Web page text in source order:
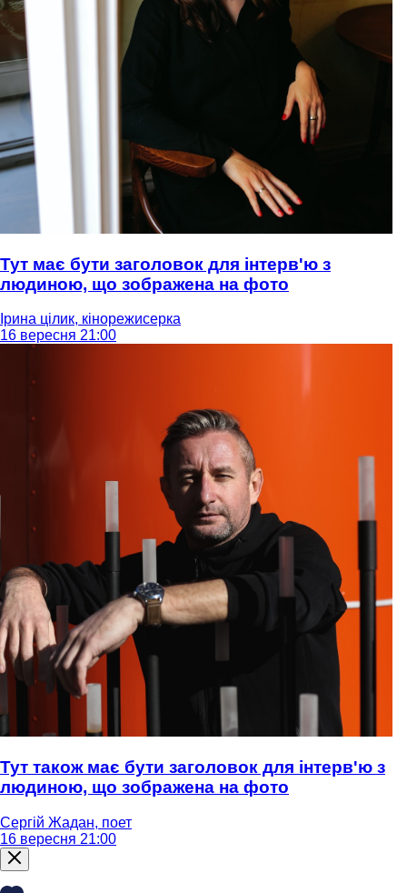
Тут має бути заголовок для інтерв'ю з
людиною, що зображена на фото
Ірина цілик, кінорежисерка
16 вересня 21:00
Тут також має бути заголовок для інтерв'ю з
людиною, що зображена на фото
Сергій Жадан, поет
16 вересня 21:00